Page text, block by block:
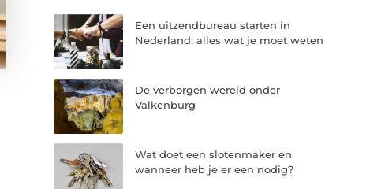
Een uitzendbureau starten in
Nederland: alles wat je moet weten
De verborgen wereld onder
Valkenburg
Wat doet een slotenmaker en
wanneer heb je er een nodig?